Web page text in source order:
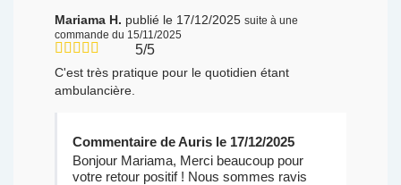
Mariama H. publié le 17/12/2025 suite à une
commande du 15/11/2025
5/5
C'est très pratique pour le quotidien étant
ambulancière.
Commentaire de Auris le 17/12/2025
Bonjour Mariama, Merci beaucoup pour
votre retour positif ! Nous sommes ravis